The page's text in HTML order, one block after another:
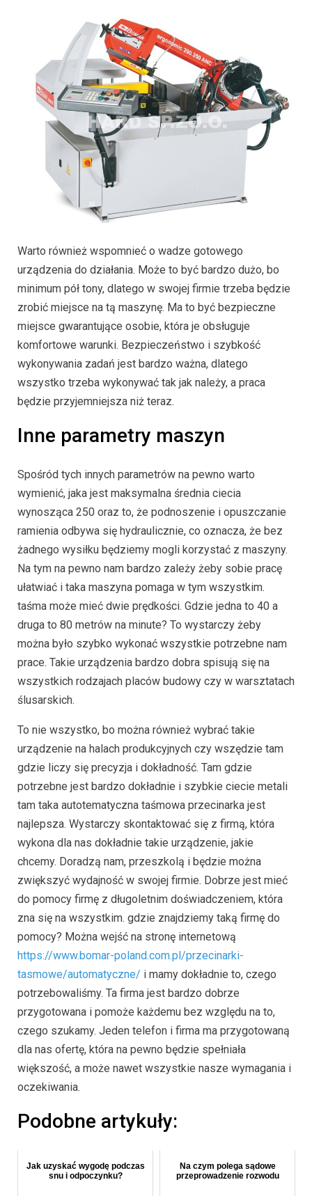
Warto również wspomnieć o wadze gotowego
urządzenia do działania. Może to być bardzo dużo, bo
minimum pół tony, dlatego w swojej firmie trzeba będzie
zrobić miejsce na tą maszynę. Ma to być bezpieczne
miejsce gwarantujące osobie, która je obsługuje
komfortowe warunki. Bezpieczeństwo i szybkość
wykonywania zadań jest bardzo ważna, dlatego
wszystko trzeba wykonywać tak jak należy, a praca
będzie przyjemniejsza niż teraz.
Inne parametry maszyn
Spośród tych innych parametrów na pewno warto
wymienić, jaka jest maksymalna średnia ciecia
wynosząca 250 oraz to, że podnoszenie i opuszczanie
ramienia odbywa się hydraulicznie, co oznacza, że bez
żadnego wysiłku będziemy mogli korzystać z maszyny.
Na tym na pewno nam bardzo zależy żeby sobie pracę
ułatwiać i taka maszyna pomaga w tym wszystkim.
taśma może mieć dwie prędkości. Gdzie jedna to 40 a
druga to 80 metrów na minute? To wystarczy żeby
można było szybko wykonać wszystkie potrzebne nam
prace. Takie urządzenia bardzo dobra spisują się na
wszystkich rodzajach placów budowy czy w warsztatach
ślusarskich.
To nie wszystko, bo można również wybrać takie
urządzenie na halach produkcyjnych czy wszędzie tam
gdzie liczy się precyzja i dokładność. Tam gdzie
potrzebne jest bardzo dokładnie i szybkie ciecie metali
tam taka autotematyczna taśmowa przecinarka jest
najlepsza. Wystarczy skontaktować się z firmą, która
wykona dla nas dokładnie takie urządzenie, jakie
chcemy. Doradzą nam, przeszkolą i będzie można
zwiększyć wydajność w swojej firmie. Dobrze jest mieć
do pomocy firmę z długoletnim doświadczeniem, która
zna się na wszystkim. gdzie znajdziemy taką firmę do
pomocy? Można wejść na stronę internetową
https://www.bomar-poland.com.pl/przecinarki-
tasmowe/automatyczne/ i mamy dokładnie to, czego
potrzebowaliśmy. Ta firma jest bardzo dobrze
przygotowana i pomoże każdemu bez względu na to,
czego szukamy. Jeden telefon i firma ma przygotowaną
dla nas ofertę, która na pewno będzie spełniała
większość, a może nawet wszystkie nasze wymagania i
oczekiwania.
Podobne artykuły:
Jak uzyskać wygodę podczas
snu i odpoczynku?
Na czym polega sądowe
przeprowadzenie rozwodu